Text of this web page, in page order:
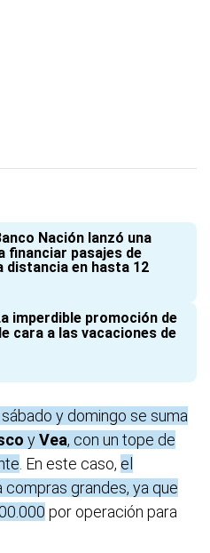
Nación lanzó una
financiar pasajes de
distancia en hasta 12
imperdible promoción de
cara a las vacaciones de
y domingo se suma
yVea, con un tope de
. En este caso, el
grandes, ya que
por operación para